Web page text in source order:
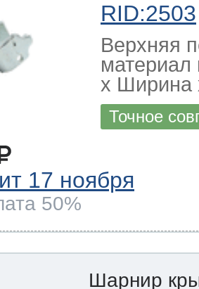
RID:2503
Верхняя
х Ширина
Точное
17 ноября
50%
Шарнир